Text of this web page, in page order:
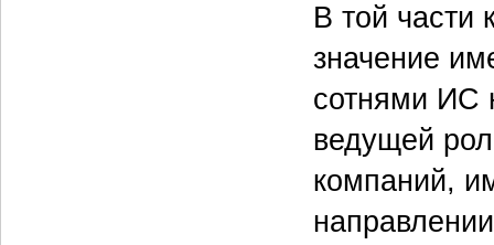
В той части
значение
сотнями ИС
ведущей
компаний,